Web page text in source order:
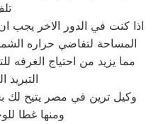
اذا كنت في الدور الاخر يجب
المساحة لتفاضي حراره
مما يزيد من احتياج الغرفه
التبريد
وكيل ترين في مصر يتيح لك
ومنها غطا